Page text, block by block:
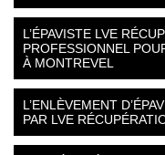
L’ÉPAVISTE LVE
PROFESSIONNEL
À MONTREVEL
L’ENLÈVEMENT
PAR LVE